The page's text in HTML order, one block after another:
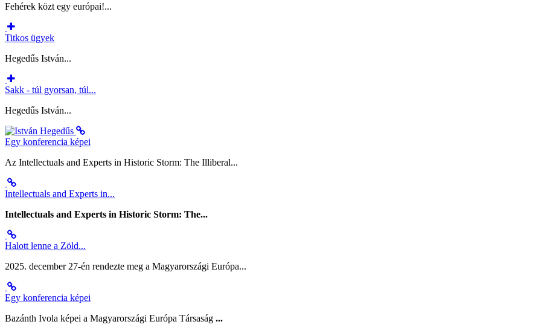
Fehérek közt egy európai!...
Titkos ügyek
Hegedűs István...
Sakk - túl gyorsan, túl...
Hegedűs István...
Egy konferencia képei
Az Intellectuals and Experts in Historic Storm: The Illiberal...
Intellectuals and Experts in...
Intellectuals and Experts in Historic Storm: The...
Halott lenne a Zöld...
2025. december 27-én rendezte meg a Magyarországi Európa...
Egy konferencia képei
Bazánth Ivola képei a Magyarországi Európa Társaság ...